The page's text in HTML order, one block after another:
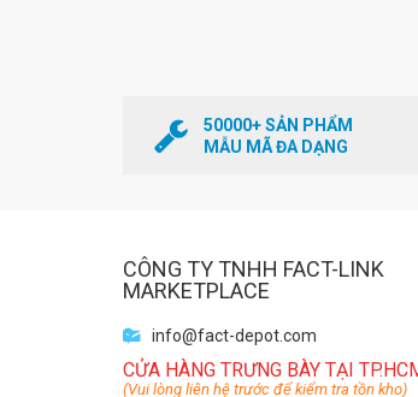
50000+ SẢN PHẨM
MẪU MÃ ĐA DẠNG
CÔNG TY TNHH FACT-LINK
MARKETPLACE
info@fact-depot.com
CỬA HÀNG TRƯNG BÀY TẠI
(Vui lòng liên hệ trước để kiểm tra tồn kho)